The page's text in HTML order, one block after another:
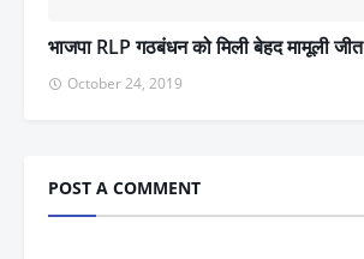
भाजपा RLP गठबंधन को मिली बेहद मामूली जीत
October 24, 2019
POST A COMMENT